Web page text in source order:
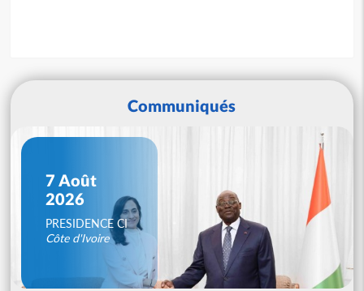
Communiqués
7 Août
2026
PRESIDENCE CI
Côte d'Ivoire